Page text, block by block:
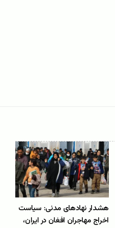
هشدار نهادهای مدنی: سیاست
اخراج مهاجران افغان در ایران،